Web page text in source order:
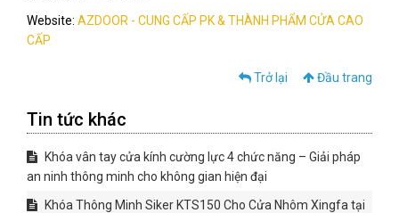
Website: AZDOOR - CUNG CẤP PK & THÀNH PHẨM CỬA CAO
CẤP
Trở lại Đầu trang
Tin tức khác
Khóa vân tay cửa kính cường lực 4 chức năng – Giải pháp
an ninh thông minh cho không gian hiện đại
Khóa Thông Minh Siker KTS150 Cho Cửa Nhôm Xingfa tại